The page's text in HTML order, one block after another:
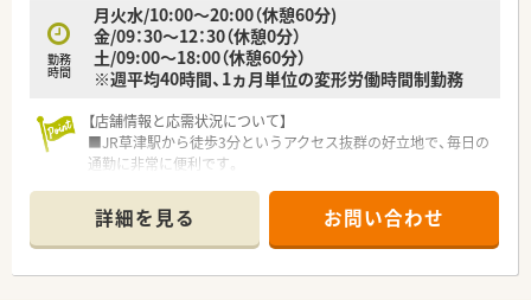
勤務
時間
月火水/10:00～20:00（休憩60分)
金/09：30～12：30（休憩0分）
土/09:00～18:00（休憩60分）
※週平均40時間、1ヵ月単位の変形労働時間制勤務
【店舗情報と応需状況について】
■JR草津駅から徒歩3分というアクセス抜群の好立地で、毎日の
通勤に非常に便利です。
を深めることができます。
■処方箋は1日に80～90枚ほどで、薬剤師3名から4名体制で対
応しています。
詳細を見る お問い合わせ